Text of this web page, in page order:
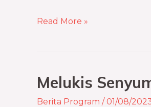
Read More »
Melukis
Berita Program /01/08/
Melukis